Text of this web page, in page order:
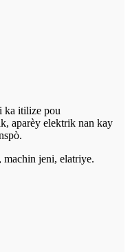
ka itilize pou
aparèy elektrik nan kay
jeni, elatriye.